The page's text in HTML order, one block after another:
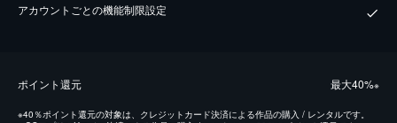
アカウントごとの機能制限設定
ポイント還元 最⼤40%※
※40％ポイント還元の対象は、クレジットカード決済による作品の購入 / レンタルです。